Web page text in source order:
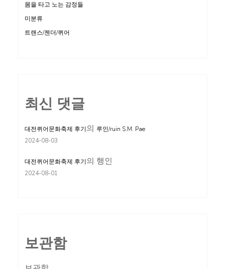
몸을 타고 노는 감정들
미분류
트랜스/젠더/퀴어
최신 댓글
대전퀴어문화축제 후기의 루인/ruin S.M. Pae
2024-08-03
대전퀴어문화축제 후기의 행인
2024-08-01
보관함